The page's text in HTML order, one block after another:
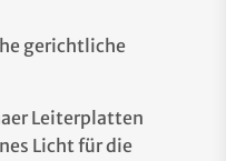
gerichtliche
Leiterplatten
Licht für die